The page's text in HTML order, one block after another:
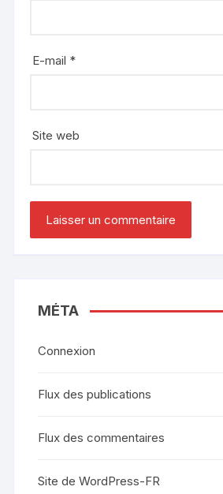
E-mail *
Site web
MÉTA
Connexion
Flux des publications
Flux des commentaires
Site de WordPress-FR